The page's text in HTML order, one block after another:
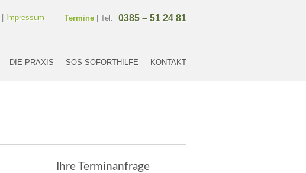
Termine | Tel. 0385 – 51 24 81
Impressum
DIE PRAXIS SOS-SOFORTHILFE KONTAKT
Ihre Terminanfrage